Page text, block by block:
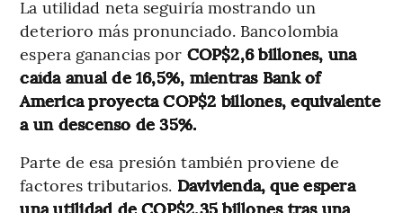
La utilidad neta seguiría mostrando un
deterioro más pronunciado. Bancolombia
espera ganancias por COP$2,6 billones, una
caída anual de 16,5%, mientras Bank of
America proyecta COP$2 billones, equivalente
a un descenso de 35%.
Parte de esa presión también proviene de
factores tributarios. Davivienda, que espera
una utilidad de COP$2,35 billones tras una